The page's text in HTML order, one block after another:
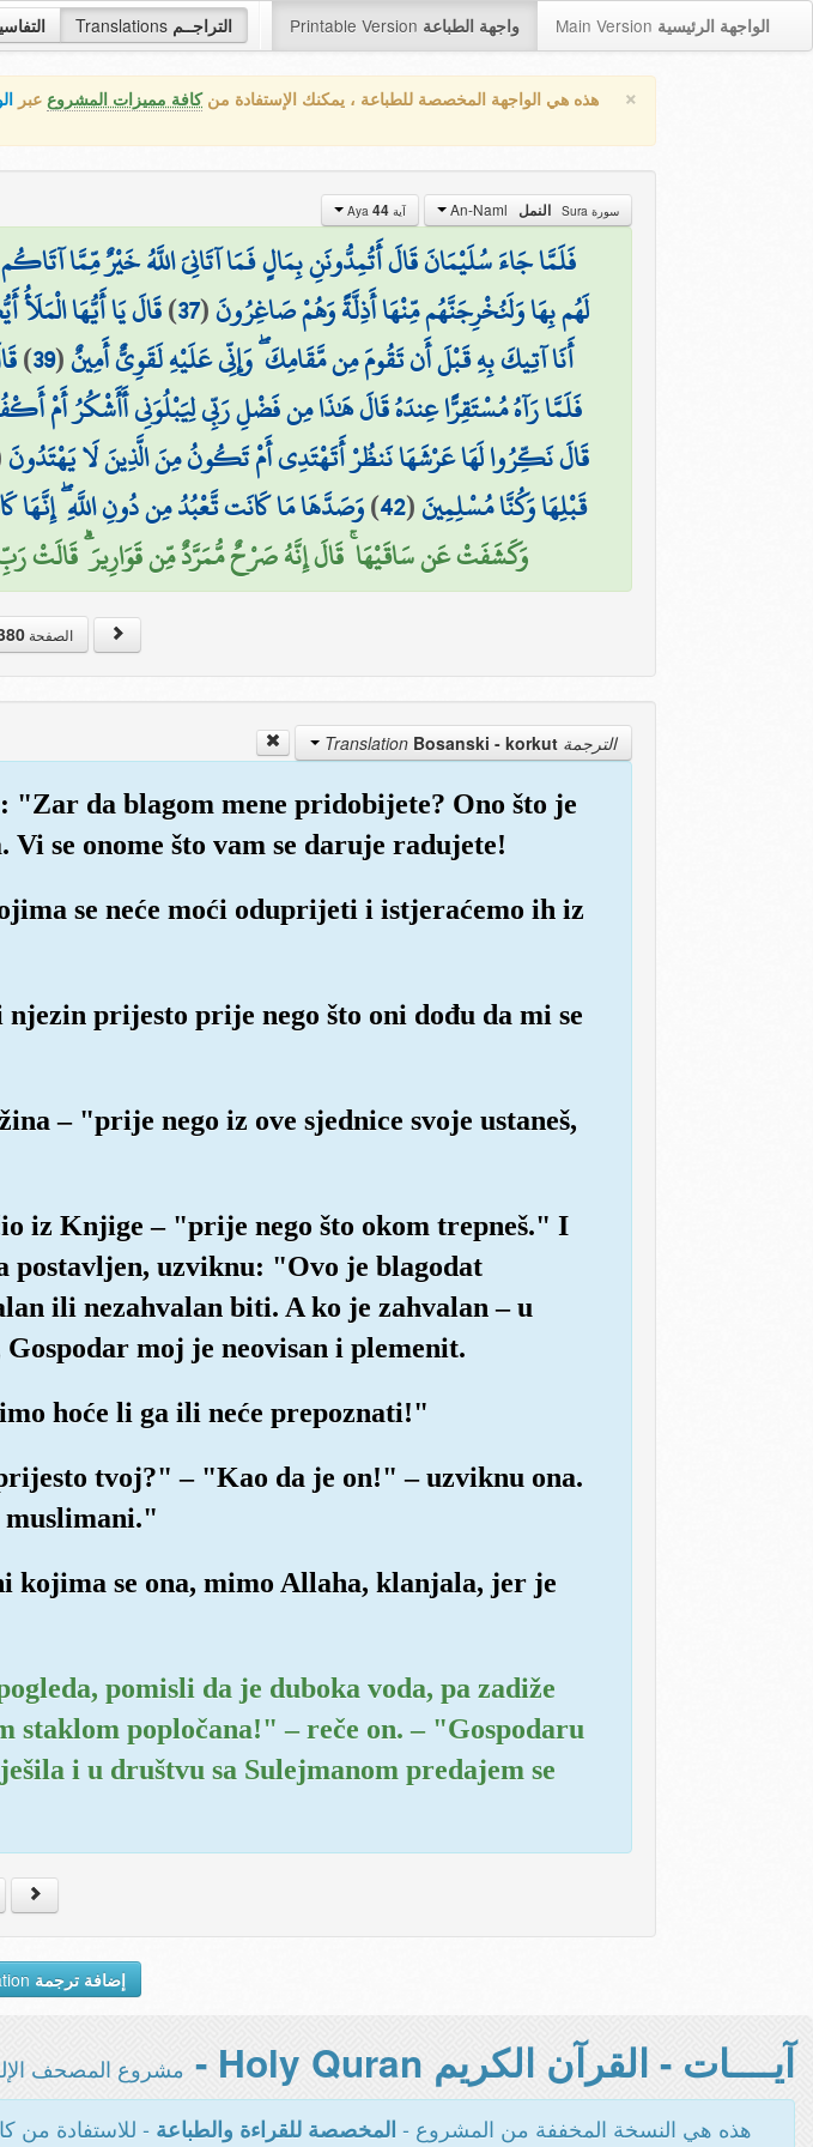
Translations التراجــم Printable Version واجهة الطباعة Main Version الواجهة الرئيسية
× هذه هي الواجهة المخصصة للطباعة ، يمكنك الإستفادة منكافة مميزات المشروع عبر
سورة Sura النمل آية Aya 44
فَلَمَّا جَاءَ سُلَيْمَانَ قَالَ أَتُمِدُّونَنِ بِمَالٍ فَمَا آتَانِيَ اللَّهُ خَيْرٌ مِّمَّا
لَهُم بِهَا وَلَنُخْرِجَنَّهُم مِّنْهَا أَذِلَّةً وَهُمْ صَاغِرُونَ(
37
)قَالَ يَا أَيُّهَا
أَنَا آتِيكَ بِهِ قَبْلَ أَن تَقُومَ مِن مَّقَامِكَ ۖ وَإِنِّي عَلَيْهِ لَقَوِيٌّ أَمِينٌ(
39
)
فَلَمَّا رَآهُ مُسْتَقِرًّا عِندَهُ قَالَ هَٰذَا مِن فَضْلِ رَبِّي لِيَبْلُوَنِي أَأَشْكُرُ
قَالَ نَكِّرُوا لَهَا عَرْشَهَا نَنظُرْ أَتَهْتَدِي أَمْ تَكُونُ مِنَ الَّذِينَ لَا يَهْتَدُونَ
قَبْلِهَا وَكُنَّا مُسْلِمِينَ(
42
)وَصَدَّهَا مَا كَانَت تَّعْبُدُ مِن دُونِ اللَّهِ ۖ إِنَّهَا
وَكَشَفَتْ عَن سَاقَيْهَا ۚ قَالَ إِنَّهُ صَرْحٌ مُّمَرَّدٌ مِّن قَوَارِيرَ ۗ قَالَتْ
الصفحة Page
الترجمة Translation Bosanski - korkut
"Zar da blagom mene pridobijete? Ono što je
se onome što vam se daruje radujete!
se neće moći oduprijeti i istjeraćemo ih iz
prijesto prije nego što oni dođu da mi se
– "prije nego iz ove sjednice svoje ustaneš,
iz Knjige – "prije nego što okom trepneš." I
postavljen, uzviknu: "Ovo je blagodat
ili nezahvalan biti. A ko je zahvalan – u
moj je neovisan i plemenit.
hoće li ga ili neće prepoznati!"
tvoj?" – "Kao da je on!" – uzviknu ona.
muslimani."
kojima se ona, mimo Allaha, klanjala, jer je
pomisli da je duboka voda, pa zadiže
staklom popločana!" – reče on. – "Gospodaru
i u društvu sa Sulejmanom predajem se
إضافة ترجمة
آيــــات - القرآن الكريم Holy Quran - مشروع المصحف
هذه هي النسخة المخففة من المشروع - المخصصة للقراءة والطباعة - للاستفادة من